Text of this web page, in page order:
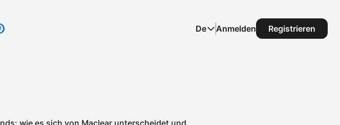
ZU 23 % APR De Anmelden Registrieren
wie es sich von Maclear unterscheidet und